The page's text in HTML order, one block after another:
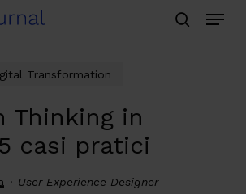
Menu
Transformation
Thinking in
casi pratici
User Experience Designer